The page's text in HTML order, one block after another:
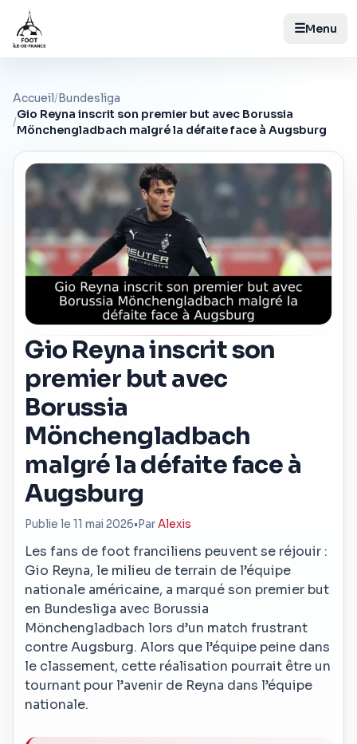
☰Menu
Accueil/Bundesliga
/
Gio Reyna inscrit son premier but avec Borussia
Mönchengladbach malgré la défaite face à Augsburg
Gio Reyna inscrit son
premier but avec
Borussia
Mönchengladbach
malgré la défaite face à
Augsburg
Publie le 11 mai 2026• ParAlexis
Les fans de foot franciliens peuvent se réjouir :
Gio Reyna, le milieu de terrain de l’équipe
nationale américaine, a marqué son premier but
en Bundesliga avec Borussia
Mönchengladbach lors d’un match frustrant
contre Augsburg. Alors que l’équipe peine dans
le classement, cette réalisation pourrait être un
tournant pour l’avenir de Reyna dans l’équipe
nationale.